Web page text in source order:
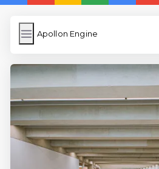
Apollon Engine
Apollon Engine
Resim Yükle
Wordpress Cache
Anasayfa
İngilizce Uygulamaları